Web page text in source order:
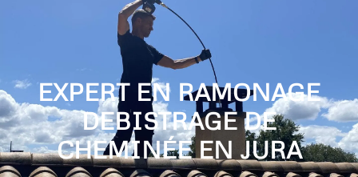
EXPERT EN RAMONAGE
DEBISTRAGE DE
CHEMINÉE EN JURA